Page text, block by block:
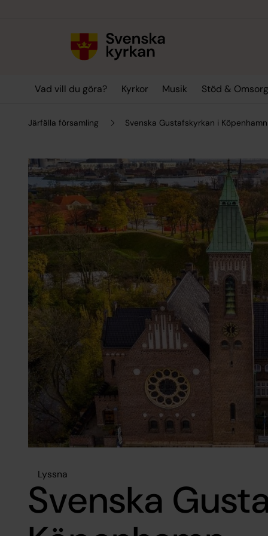
Vad vill du göra? Kyrkor Musik Stöd & Omsorg
Järfälla församling Svenska Gustafskyrkan i Köpenhamn
Lyssna
Svenska